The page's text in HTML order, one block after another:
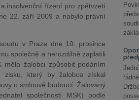
insolvenční řízení pro zpětvzetí
22. září 2009 a nabylo právní
v Praze dne 10. prosince
společně a nerozdílně zaplatili
měla žalobci způsobit podáním
zisku, který by žalobce získal
o smlouvě budoucí. Žalovaný
společnosti MSK) podle